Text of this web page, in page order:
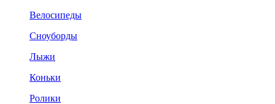
Велосипеды
Сноуборды
Лыжи
Коньки
Ролики